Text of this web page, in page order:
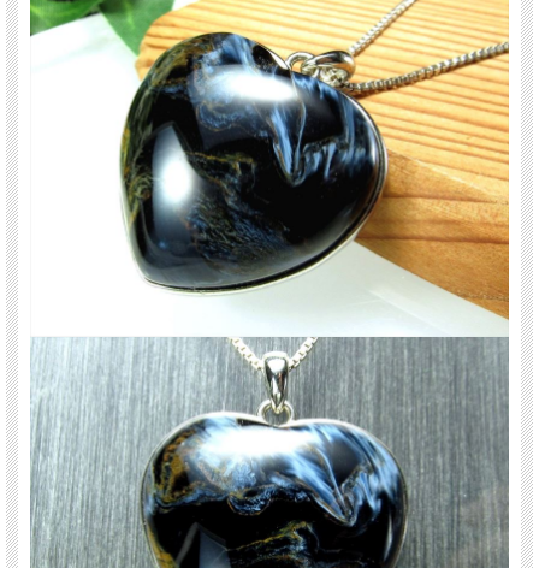
ご注意事項
※1点物のため、現物の商品を撮影しております。
※撮影に使用しているチェーンは付属されません。
※出来る限り自然な色みになるよう撮影を心がけておりますが、お使いのディス
プレイ環境によって表示される色みに差が出る場合があります。 ご了承くださ
天然石ですので多少の傷、クラックはあります。宜しくお願い致します。お香に
よる浄化後 発送致します。
最後にあなたに幸福が訪れますように(*^_^*)
※レビューは前回仕入れのものです、画像は今回仕入れの商品を現品撮影してい
天然石 パワーストーン 海外直輸入 バイヤー厳選 プレゼント ギフト メンズ レデ
ィース 卸し 卸価格 実店舗 ハンドメイド サイズ直し コムローズ comrose